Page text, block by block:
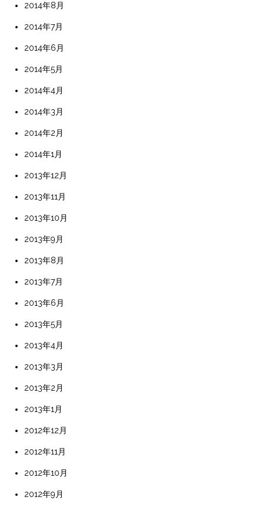
2014年8月
2014年7月
2014年6月
2014年5月
2014年4月
2014年3月
2014年2月
2014年1月
2013年12月
2013年11月
2013年10月
2013年9月
2013年8月
2013年7月
2013年6月
2013年5月
2013年4月
2013年3月
2013年2月
2013年1月
2012年12月
2012年11月
2012年10月
2012年9月